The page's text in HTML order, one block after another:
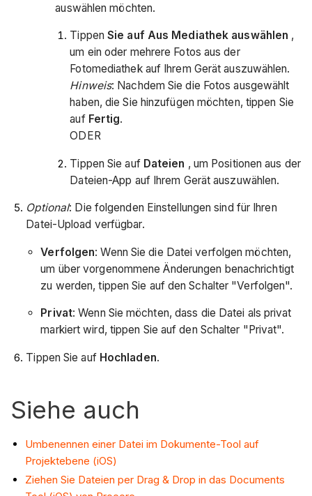
auswählen möchten.
TippenSie auf Aus Mediathek auswählen ,
um ein oder mehrere Fotos aus der
Fotomediathek auf Ihrem Gerät auszuwählen.
Hinweis: Nachdem Sie die Fotos ausgewählt
haben, die Sie hinzufügen möchten, tippen Sie
auf Fertig.
ODER
Tippen Sie auf Dateien , um Positionen aus der
Dateien-App auf Ihrem Gerät auszuwählen.
Optional: Die folgenden Einstellungen sind für Ihren
Datei-Upload verfügbar.
Verfolgen: Wenn Sie die Datei verfolgen möchten,
um über vorgenommene Änderungen benachrichtigt
zu werden, tippen Sie auf den Schalter "Verfolgen".
Privat: Wenn Sie möchten, dass die Datei als privat
markiert wird, tippen Sie auf den Schalter "Privat".
Tippen Sie auf Hochladen.
Siehe auch
Umbenennen einer Datei im Dokumente-Tool auf
Projektebene (iOS)
Ziehen Sie Dateien per Drag & Drop in das Documents